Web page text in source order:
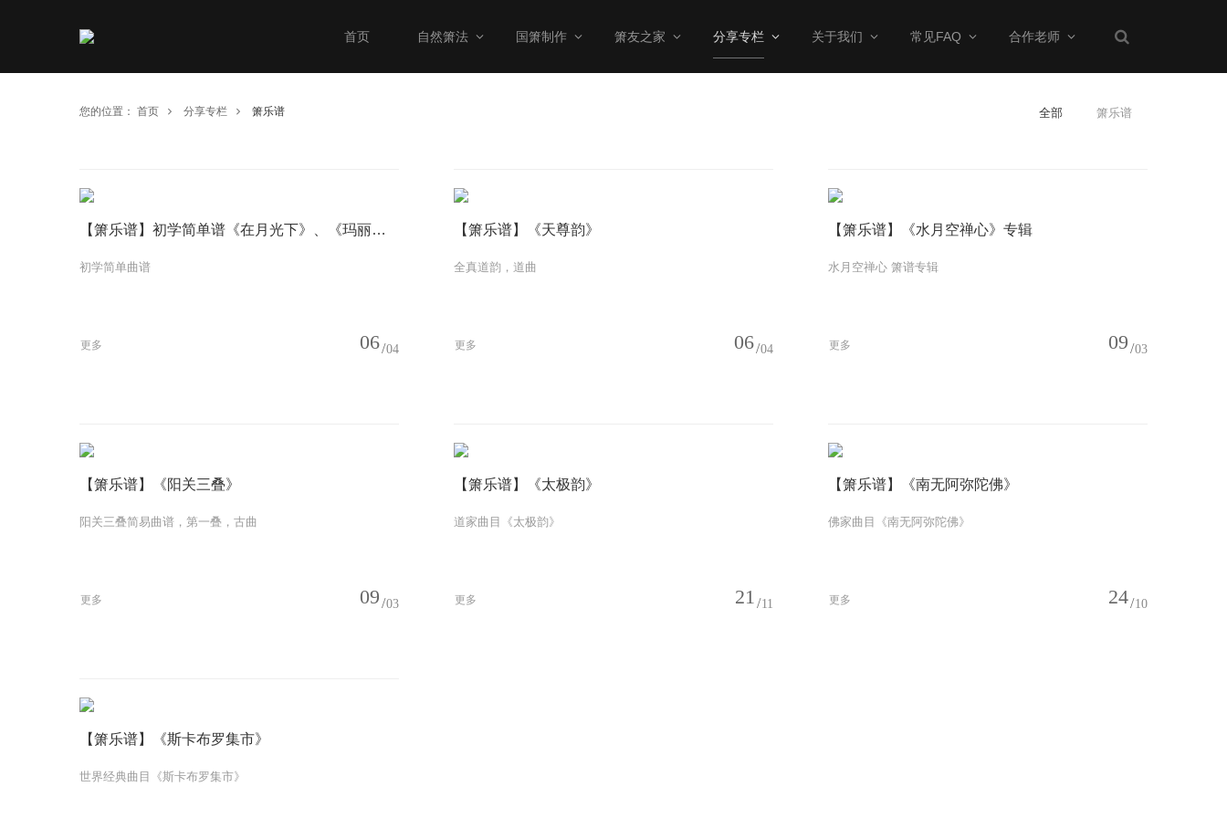
首页 自然箫法 国箫制作 箫友之家 分享专栏 关于我们 常见FAQ 合作老师
您的位置： 首页 分享专栏 箫乐谱 全部 箫乐谱
【箫乐谱】初学简单谱《在月光下》、《玛丽有只小羊羔》、《小华尔兹》
04
06
初学简单曲谱
更多
【箫乐谱】《天尊韵》
04
06
全真道韵，道曲
更多
【箫乐谱】《水月空禅心》专辑
03
09
水月空禅心 箫谱专辑
更多
【箫乐谱】《阳关三叠》
03
09
阳关三叠简易曲谱，第一叠，古曲
更多
【箫乐谱】《太极韵》
11
21
道家曲目《太极韵》
更多
【箫乐谱】《南无阿弥陀佛》
10
24
佛家曲目《南无阿弥陀佛》
更多
【箫乐谱】《斯卡布罗集市》
世界经典曲目《斯卡布罗集市》